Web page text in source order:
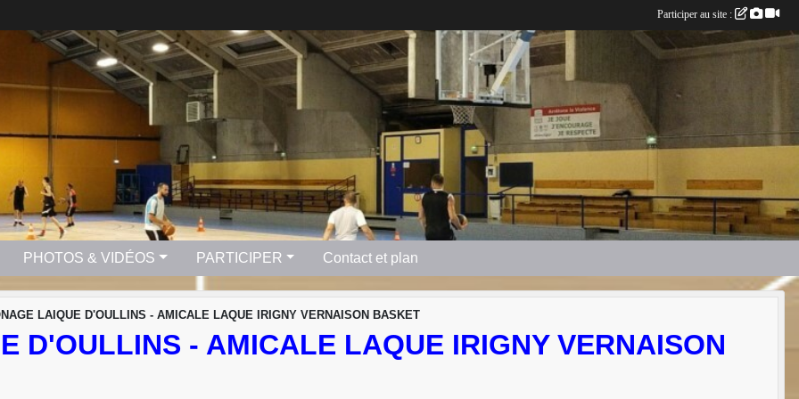
PHOTOS & VIDÉOS PARTICIPER Contact et plan
LAIQUE D'OULLINS - AMICALE LAQUE IRIGNY VERNAISON BASKET
D'OULLINS - AMICALE LAQUE IRIGNY VERNAISON
Participer au site :